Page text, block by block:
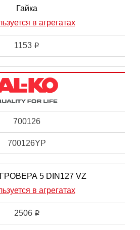
Гайка
в агрегатах
1153 i
700126
700126YP
5 DIN127 VZ
в агрегатах
2506 i